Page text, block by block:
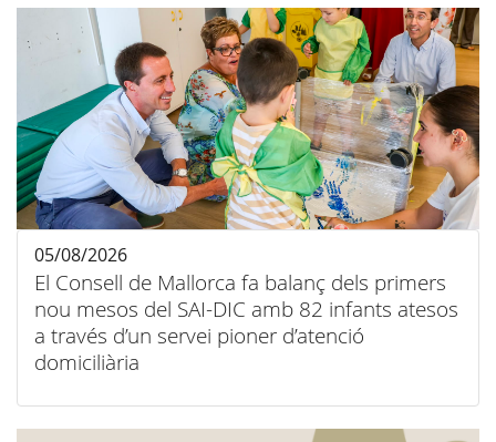
El Consell de Mallorca fa balanç dels primers
nou mesos del SAI-DIC amb 82 infants atesos
a través d’un servei pioner d’atenció
domiciliària
05/08/2026